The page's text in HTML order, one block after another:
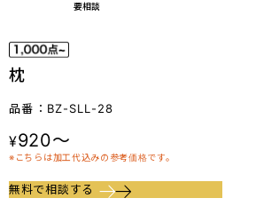
要相談
枕
品番：BZ-SLL-28
¥920～
※こちらは加工代込みの参考価格です。
無料で相談する